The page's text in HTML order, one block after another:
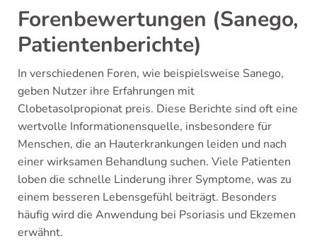
Forenbewertungen (Sanego,
Patientenberichte)
In verschiedenen Foren, wie beispielsweise Sanego,
geben Nutzer ihre Erfahrungen mit
Clobetasolpropionat preis. Diese Berichte sind oft eine
wertvolle Informationensquelle, insbesondere für
Menschen, die an Hauterkrankungen leiden und nach
einer wirksamen Behandlung suchen. Viele Patienten
loben die schnelle Linderung ihrer Symptome, was zu
einem besseren Lebensgefühl beiträgt. Besonders
häufig wird die Anwendung bei Psoriasis und Ekzemen
erwähnt.